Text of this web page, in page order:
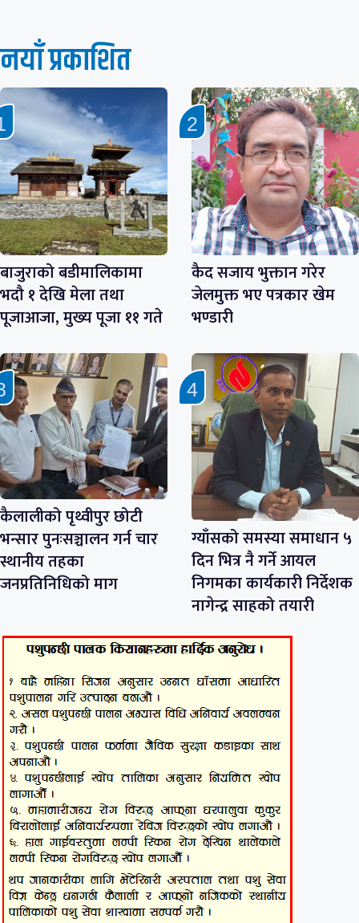
नयाँ प्रकाशित
बाजुराको बडीमालिकामा
भदौ १ देखि मेला तथा
पूजाआजा, मुख्य पूजा ११ गते
कैद सजाय भुक्तान गरेर
जेलमुक्त भए पत्रकार खेम
भण्डारी
कैलालीको पृथ्वीपुर छोटी
भन्सार पुनःसञ्चालन गर्न चार
स्थानीय तहका
जनप्रतिनिधिको माग
ग्याँसको समस्या समाधान ५
दिन भित्र नै गर्ने आयल
निगमका कार्यकारी निर्देशक
नागेन्द्र साहको तयारी